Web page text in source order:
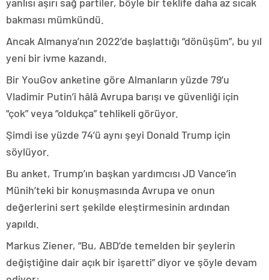
bakması mümkündü.
Ancak Almanya’nın 2022’de başlattığı “dönüşüm”, bu yıl
yeni bir ivme kazandı.
Bir YouGov anketine göre Almanların yüzde 79’u
Vladimir Putin’i hâlâ Avrupa barışı ve güvenliği için
“çok” veya “oldukça” tehlikeli görüyor.
Şimdi ise yüzde 74’ü aynı şeyi Donald Trump için
söylüyor.
Bu anket, Trump’ın başkan yardımcısı JD Vance’in
Münih’teki bir konuşmasında Avrupa ve onun
değerlerini sert şekilde eleştirmesinin ardından
yapıldı.
Markus Ziener, “Bu, ABD’de temelden bir şeylerin
değiştiğine dair açık bir işaretti” diyor ve şöyle devam